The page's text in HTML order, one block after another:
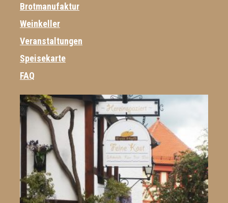
Brotmanufaktur
Weinkeller
Veranstaltungen
Speisekarte
FAQ